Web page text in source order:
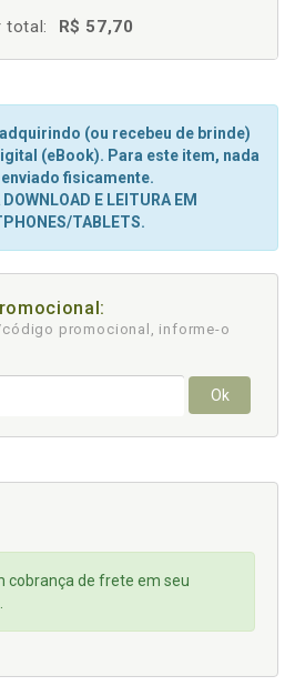
total: R$ 57,70
(ou recebeu de brinde)
(eBook). Para este item, nada
enviado fisicamente.
E LEITURA EM
TABLETS.
promocional, informe-o
Ok
cobrança de frete em seu